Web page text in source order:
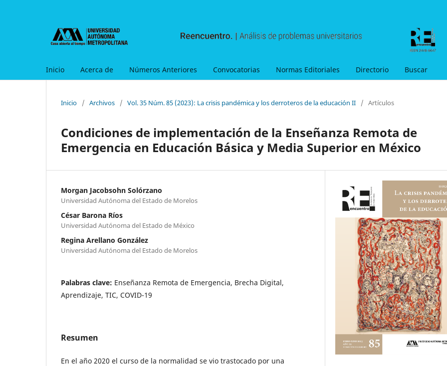
Inicio Acerca de Números Anteriores Convocatorias Normas Editoriales Directorio Buscar
Inicio / Archivos / Vol. 35 Núm. 85 (2023): La crisis pandémica y los derroteros de la educación II / Artículos
Condiciones de implementación de la Enseñanza Remota de
Emergencia en Educación Básica y Media Superior en México
Morgan Jacobsohn Solórzano
Universidad Autónoma del Estado de Morelos
César Barona Ríos
Universidad Autónoma del Estado de México
Regina Arellano González
Universidad Autónoma del Estado de Morelos
Palabras clave: Enseñanza Remota de Emergencia, Brecha Digital,
Aprendizaje, TIC, COVID-19
Resumen
En el año 2020 el curso de la normalidad se vio trastocado por una